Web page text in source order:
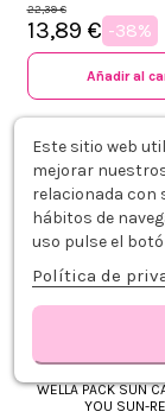
22,39 €
13,89 € -38%
Añadir al
WELLA PACK SUN
YOU SUN-
Este sitio web
mejorar
relacionada con
hábitos de
uso pulse el
Política de